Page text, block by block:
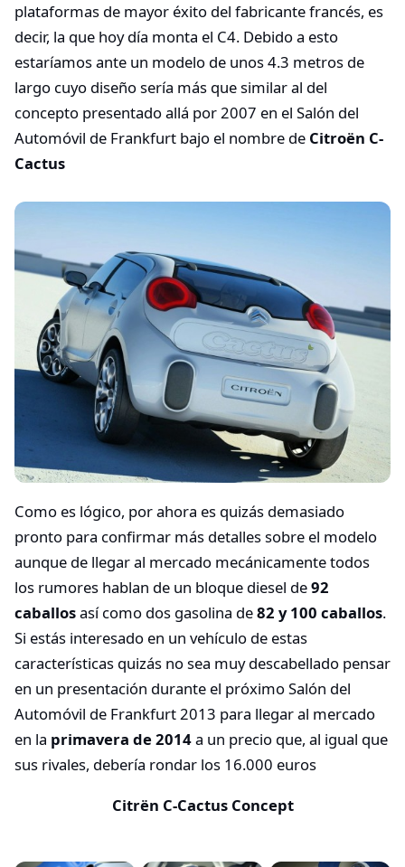
plataformas de mayor éxito del fabricante francés, es
decir, la que hoy día monta el C4. Debido a esto
estaríamos ante un modelo de unos 4.3 metros de
largo cuyo diseño sería más que similar al del
concepto presentado allá por 2007 en el Salón del
Automóvil de Frankfurt bajo el nombre de Citroën C-
Cactus
Como es lógico, por ahora es quizás demasiado
pronto para confirmar más detalles sobre el modelo
aunque de llegar al mercado mecánicamente todos
los rumores hablan de un bloque diesel de92
caballosasí como dos gasolina de82 y 100 caballos.
Si estás interesado en un vehículo de estas
características quizás no sea muy descabellado pensar
en un presentación durante el próximo Salón del
Automóvil de Frankfurt 2013 para llegar al mercado
en la primavera de 2014a un precio que, al igual que
sus rivales, debería rondar los 16.000 euros
Citrën C-Cactus Concept